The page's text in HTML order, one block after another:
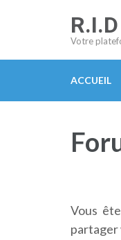
(Pressez
Votre
ACCUEIL
Vous
partager